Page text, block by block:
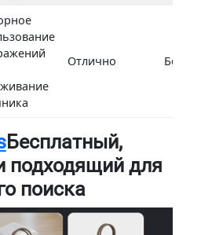
Отлично
Бесплатный,
подходящий для
поиска